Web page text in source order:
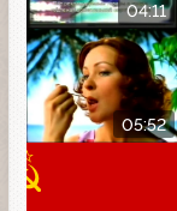
04:11
05:52